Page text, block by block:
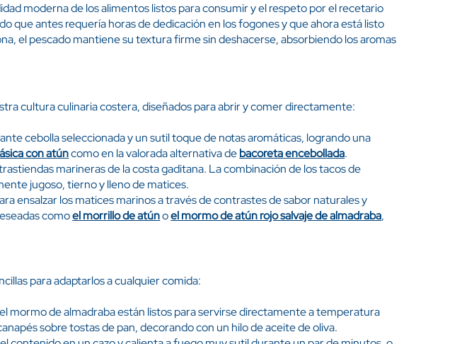
moderna de los alimentos listos para consumir y el respeto por el recetario
que antes requería horas de dedicación en los fogones y que ahora está listo
el pescado mantiene su textura firme sin deshacerse, absorbiendo los aromas
cultura culinaria costera, diseñados para abrir y comer directamente:
cebolla seleccionada y un sutil toque de notas aromáticas, logrando una
con atúncomo en la valorada alternativa debacoreta encebollada.
marineras de la costa gaditana. La combinación de los tacos de
jugoso, tierno y lleno de matices.
ensalzar los matices marinos a través de contrastes de sabor naturales y
comoel morrillo de atúnoel mormo de atún rojo salvaje de almadraba,
para adaptarlos a cualquier comida:
mormo de almadraba están listos para servirse directamente a temperatura
sobre tostas de pan, decorando con un hilo de aceite de oliva.